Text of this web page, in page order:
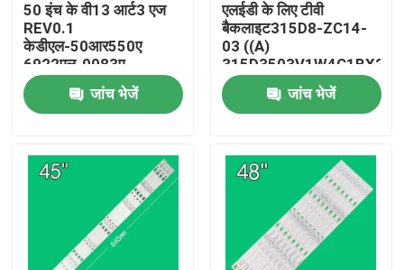
वीडियो
50 इंच के वी13 आर्ट3 एज
REV0.1
केडीएल-50आर550ए
6922एल-0083ए
6916एल1291ए के लिए
टीवी बैकलाइटजांच भेजें
एलईडी के लिए टीवी
बैकलाइट315D8-ZC14-
03 ((A)
315D3503V1W4C1BX2-
55917M
30331509207
जांच भेजें